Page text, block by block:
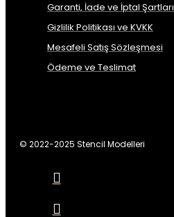
Garanti, İade ve İptal Şartları
Gizlilik Politikası ve KVKK
Mesafeli Satış Sözleşmesi
Ödeme ve Teslimat
© 2022-2025 Stencil Modelleri